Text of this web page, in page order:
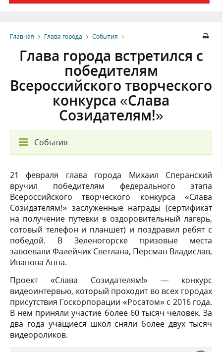
Главная Глава города События
Глава города встретился с
победителям
Всероссийского творческого
конкурса «Слава
Созидателям!»
События
21 февраля глава города Михаил Сперанский
вручил победителям федерального этапа
Всероссийского творческого конкурса «Слава
Созидателям!» заслуженные награды (сертификат
на получение путевки в оздоровительный лагерь,
сотовый телефон и планшет) и поздравил ребят с
победой. В Зеленогорске призовые места
завоевали Фалейчик Светлана, Персман Владислав,
Иванова Анна.
Проект «Слава Созидателям!» — конкурс
видеоинтервью, который проходит во всех городах
присутствия Госкорпорации «Росатом» с 2016 года.
В нем приняли участие более 60 тысяч человек. За
два года учащиеся школ сняли более двух тысяч
видеороликов.